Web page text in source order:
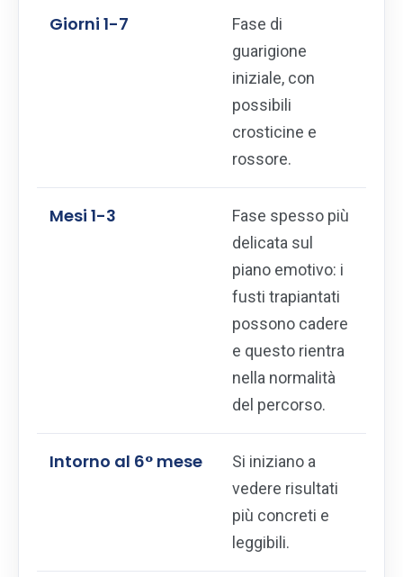
Giorni 1-7
Fase di
guarigione
iniziale, con
possibili
crosticine e
rossore.
Mesi 1-3
Fase spesso più
delicata sul
piano emotivo: i
fusti trapiantati
possono cadere
e questo rientra
nella normalità
del percorso.
Intorno al 6° mese
Si iniziano a
vedere risultati
più concreti e
leggibili.